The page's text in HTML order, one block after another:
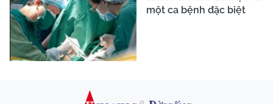
một ca bệnh đặc biệt